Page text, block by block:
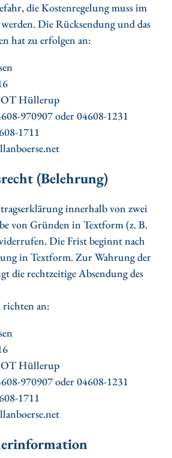
die Kostenregelung muss im
Die Rücksendung und das
hat zu erfolgen an:
Hüllerup
970907 oder 04608-1231
1711
(Belehrung)
innerhalb von zwei
von Gründen in Textform (z. B.
Die Frist beginnt nach
in Textform. Zur Wahrung der
die rechtzeitige Absendung des
an:
Hüllerup
970907 oder 04608-1231
1711